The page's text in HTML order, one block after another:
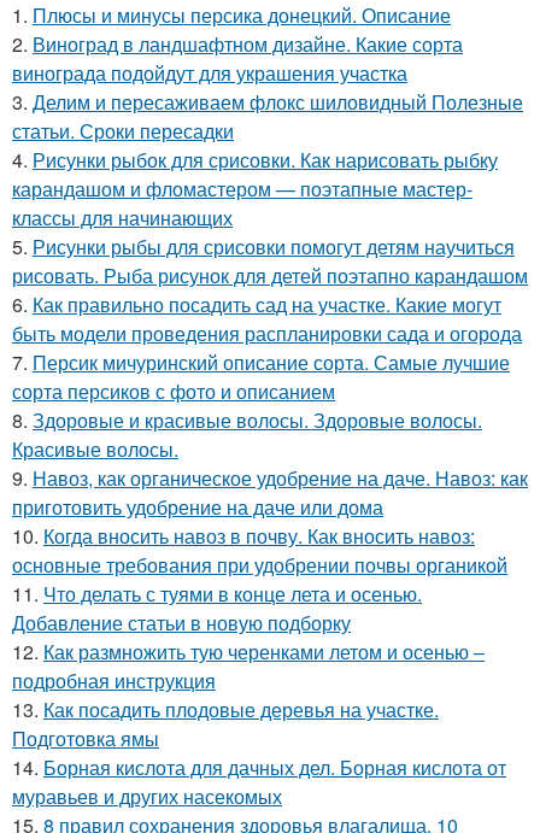
1. Плюсы и минусы персика донецкий. Описание
2. Виноград в ландшафтном дизайне. Какие сорта
винограда подойдут для украшения участка
3. Делим и пересаживаем флокс шиловидный Полезные
статьи. Сроки пересадки
4. Рисунки рыбок для срисовки. Как нарисовать рыбку
карандашом и фломастером — поэтапные мастер-
классы для начинающих
5. Рисунки рыбы для срисовки помогут детям научиться
рисовать. Рыба рисунок для детей поэтапно карандашом
6. Как правильно посадить сад на участке. Какие могут
быть модели проведения распланировки сада и огорода
7. Персик мичуринский описание сорта. Самые лучшие
сорта персиков с фото и описанием
8. Здоровые и красивые волосы. Здоровые волосы.
Красивые волосы.
9. Навоз, как органическое удобрение на даче. Навоз: как
приготовить удобрение на даче или дома
10. Когда вносить навоз в почву. Как вносить навоз:
основные требования при удобрении почвы органикой
11. Что делать с туями в конце лета и осенью.
Добавление статьи в новую подборку
12. Как размножить тую черенками летом и осенью –
подробная инструкция
13. Как посадить плодовые деревья на участке.
Подготовка ямы
14. Борная кислота для дачных дел. Борная кислота от
муравьев и других насекомых
15. 8 правил сохранения здоровья влагалища. 10